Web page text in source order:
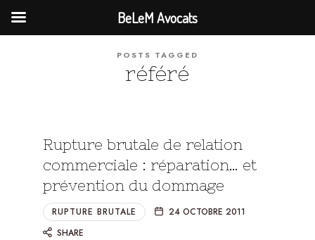
POSTS TAGGED
référé
Rupture brutale de relation
commerciale : réparation… et
prévention du dommage
RUPTURE BRUTALE
24 OCTOBRE 2011
SHARE
BeLeM Avocats